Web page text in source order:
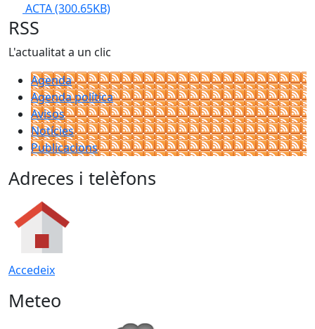
ACTA(300.65KB)
RSS
L'actualitat a un clic
Agenda
Agenda política
Avisos
Notícies
Publicacions
Adreces i telèfons
Accedeix
Meteo